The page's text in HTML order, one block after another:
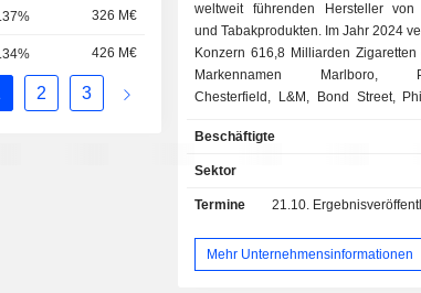
326 M€
426 M€
2 3
weltweit führenden Hersteller von
und Tabakprodukten. Im Jahr 2024 verkaufte der
Konzern 616,8 Milliarden Zigaretten
Markennamen Marlboro,
Chesterfield, L&M, Bond Street,
und 139,7 Milliarden erhitzte
(IQOS, HEETS, Marlboro
Marken Fiit und Miix). Ende 2024 verfügte Philip
Produktionsstätten weltweit. Der Nettoumsatz
(ohne Wellness- und
Beschäftigte
Sektor
Termine 21.10.
Mehr Unternehmensinformationen